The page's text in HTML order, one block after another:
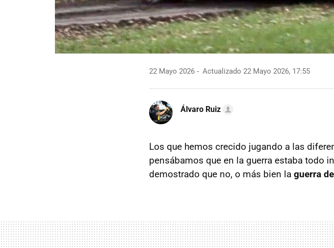
22 Mayo 2026 Actualizado 22 Mayo 2026, 17:55
Álvaro Ruiz
Los que hemos crecido jugando a las
pensábamos que en la guerra estaba todo
demostrado que no, o más bien la guerra